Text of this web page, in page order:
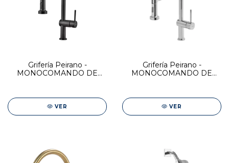
Grifería Peirano -
MONOCOMANDO DE
VER
Grifería Peirano -
MONOCOMANDO DE
VER